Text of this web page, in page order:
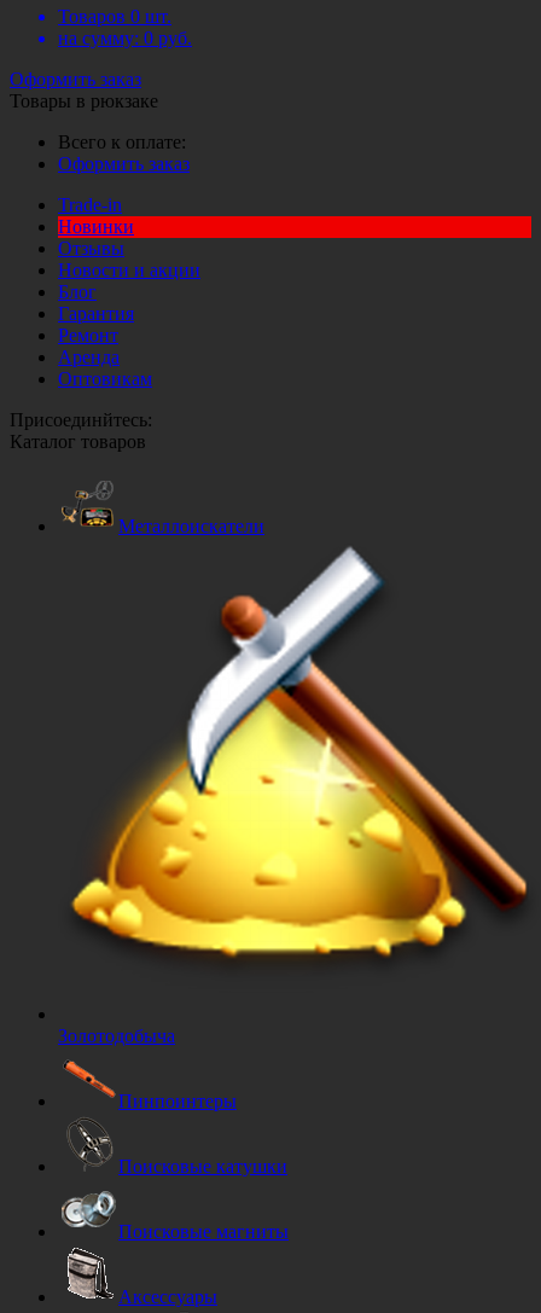
Товаров 0 шт.
на сумму: 0 руб.
Оформить заказ
Товары в рюкзаке
Всего к оплате:
Оформить заказ
Trade-in
Новинки
Отзывы
Новости и акции
Блог
Гарантия
Ремонт
Аренда
Оптовикам
Присоединйтесь:
Каталог товаров
Металлоискатели
Золотодобыча
Пинпоинтеры
Поисковые катушки
Поисковые магниты
Аксессуары